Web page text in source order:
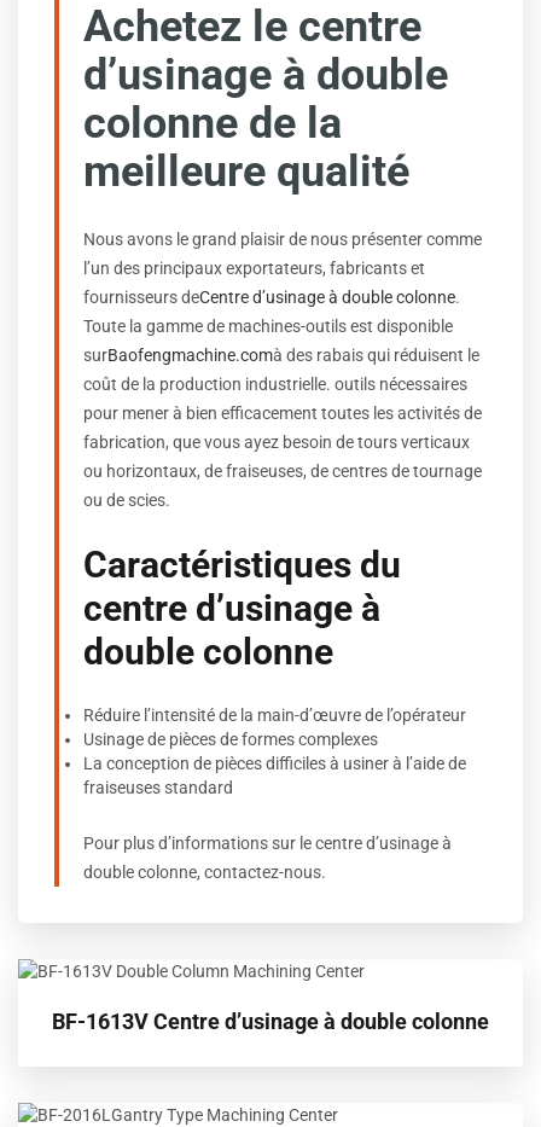
Achetez le centre
d’usinage à double
colonne de la
meilleure qualité
Nous avons le grand plaisir de nous présenter comme
l’un des principaux exportateurs, fabricants et
fournisseurs deCentre d’usinage à double colonne.
Toute la gamme de machines-outils est disponible
surBaofengmachine.comà des rabais qui réduisent le
coût de la production industrielle. outils nécessaires
pour mener à bien efficacement toutes les activités de
fabrication, que vous ayez besoin de tours verticaux
ou horizontaux, de fraiseuses, de centres de tournage
ou de scies.
Caractéristiques du
centre d’usinage à
double colonne
Réduire l’intensité de la main-d’œuvre de l’opérateur
Usinage de pièces de formes complexes
La conception de pièces difficiles à usiner à l’aide de
fraiseuses standard
Pour plus d’informations sur le centre d’usinage à
double colonne, contactez-nous.
BF-1613V Centre d’usinage à double colonne